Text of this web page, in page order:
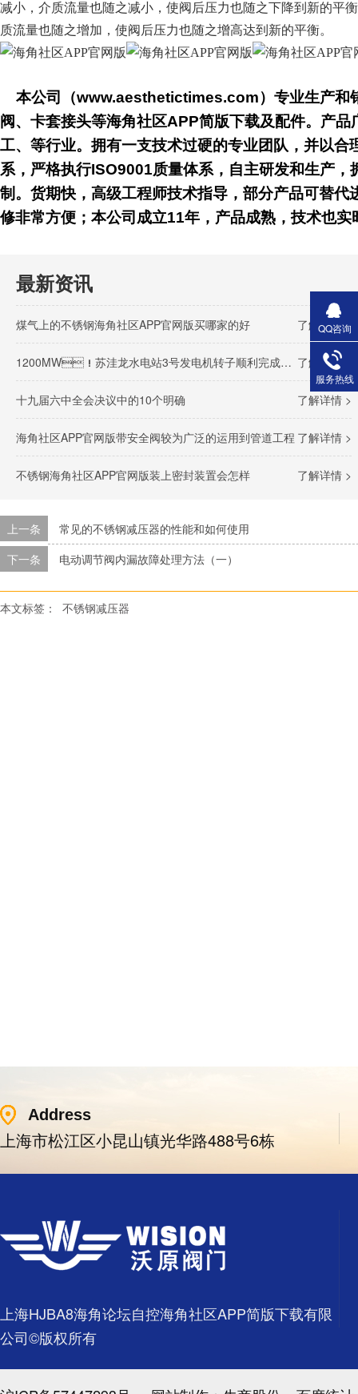
减小，介质流量也随之减小，使阀后压力也随之下降到新的平
质流量也随之增加，使阀后压力也随之增高达到新的平衡。
本公司（www.aesthetictimes.com）专业生产和
阀、卡套接头等海角社区APP简版下载及配件。产品广
工、等行业。拥有一支技术过硬的专业团队，并
系，严格执行ISO9001质量体系，自主研发和生产
制。货期快，高级工程师技术指导，部分产品可替
修非常方便；本公司成立11年，产品成熟，技术也
最新资讯
了解详情 >
煤气上的不锈钢海角社区APP官网版买哪家的好
了解详情 >
1200MW！苏洼龙水电站3号发电机转子顺利完成吊装
了解详情 >
十九届六中全会决议中的10个明确
了解详情 >
海角社区APP官网版带安全阀较为广泛的运用到管道工程
了解详情 >
不锈钢海角社区APP官网版装上密封装置会怎样
上一条
常见的不锈钢减压器的性能和如何使用
下一条
电动调节阀内漏故障处理方法（一）
本文标签： 不锈钢减压器
Address
上海市松江区小昆山镇光华路488号6栋
上海HJBA8海角论坛自控海角社区APP简版下载有限
公司©版权所有
QQ咨询
服务热线